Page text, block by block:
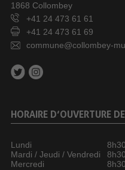
1868 Collombey
+41 24 473 61 61
+41 24 473 61 69
commune@collombey-
HORAIRE D’OUVERTURE
Lundi
Mardi / Jeudi / Vendredi
Mercredi